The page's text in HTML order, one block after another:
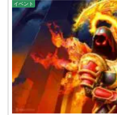
イベント